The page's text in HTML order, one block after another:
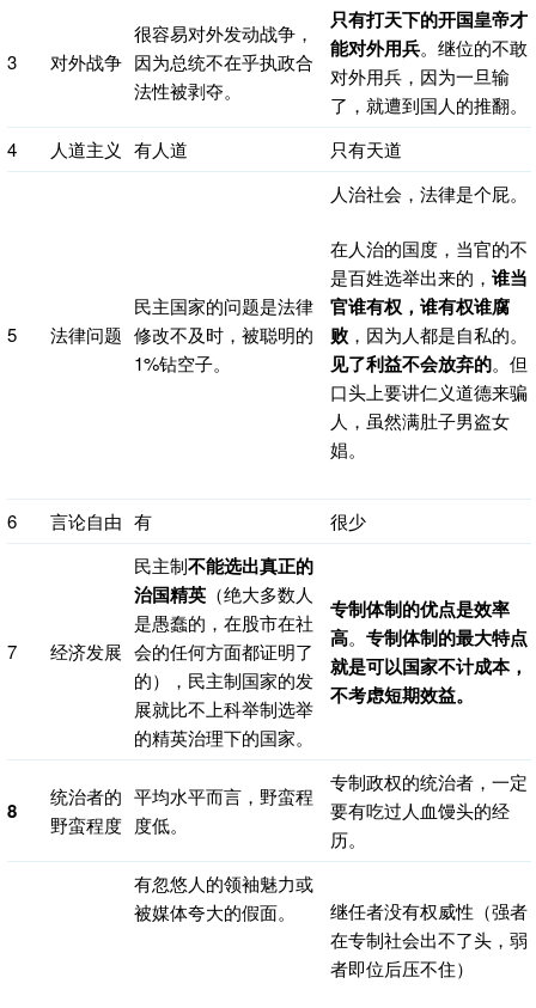
3 对外战争
很容易对外发动战争，
因为总统不在乎执政合
法性被剥夺。
只有打天下的开国皇帝才
能对外用兵。继位的不敢
对外用兵，因为一旦输
了，就遭到国人的推翻。
4
人道主义 有人道 只有天道
5 法律问题
民主国家的问题是法律
修改不及时，被聪明的
1%钻空子。
人治社会，法律是个屁。
在人治的国度，当官的不
是百姓选举出来的， 谁当
官谁有权，谁有权谁腐
败 ，因为人都是自私的。
见了利益不会放弃的。但
口头上要讲仁义道德来骗
人，虽然满肚子男盗女
娼。
6 言论自由 有 很少
7 经济发展
民主制不能选出真正的
治国精英 （绝大多数人
是愚蠢的，在股市在社
会的任何方面都证明了
的），民主制国家的发
展就比不上科举制选举
的精英治理下的国家。
专制体制的优点是效率
高。 专制体制的最大特点
就是可以国家不计成本，
不考虑短期效益。
8
统治者的
野蛮程度
平均水平而言，野蛮程
度低。
专制政权的统治者，一定
要有吃过人血馒头的经
历。
有忽悠人的领袖魅力或
被媒体夸大的假面。
继任者没有权威性（强者
在专制社会出不了头，弱
者即位后压不住）